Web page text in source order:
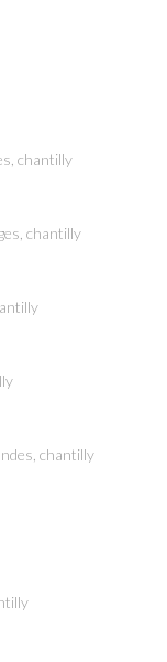
chantilly
chantilly
chantilly